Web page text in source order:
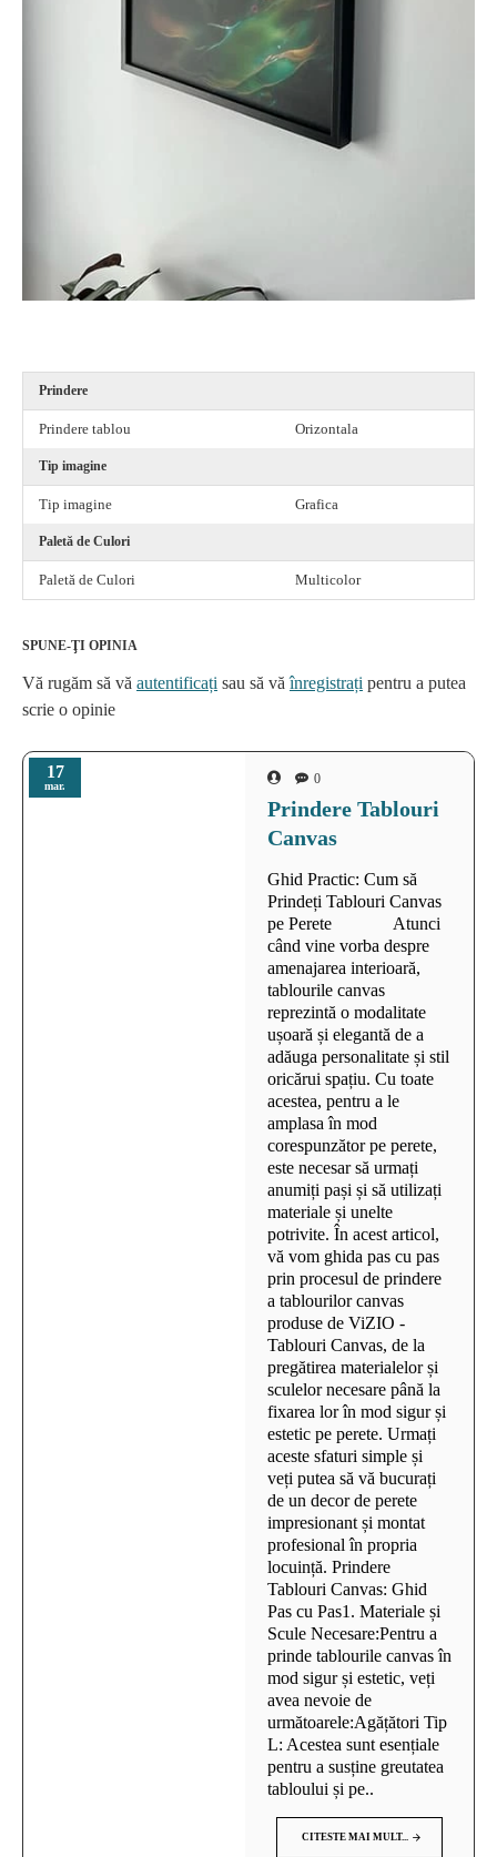
17
mar. 0
Prindere Tablouri
Canvas
Ghid Practic: Cum să
Prindeți Tablouri Canvas
pe Perete Atunci
când vine vorba despre
amenajarea interioară,
tablourile canvas
reprezintă o modalitate
ușoară și elegantă de a
adăuga personalitate și stil
oricărui spațiu. Cu toate
acestea, pentru a le
amplasa în mod
corespunzător pe perete,
este necesar să urmați
anumiți pași și să utilizați
materiale și unelte
potrivite. În acest articol,
vă vom ghida pas cu pas
prin procesul de prindere
a tablourilor canvas
produse de ViZIO -
Tablouri Canvas, de la
pregătirea materialelor și
sculelor necesare până la
fixarea lor în mod sigur și
estetic pe perete. Urmați
aceste sfaturi simple și
veți putea să vă bucurați
de un decor de perete
impresionant și montat
profesional în propria
locuință. Prindere
Tablouri Canvas: Ghid
Pas cu Pas1. Materiale și
Scule Necesare:Pentru a
prinde tablourile canvas în
mod sigur și estetic, veți
avea nevoie de
următoarele:Agățători Tip
L: Acestea sunt esențiale
pentru a susține greutatea
tabloului și pe..
CITESTE MAI MULT...
Prindere
Prindere tablou Orizontala
Tip imagine
Tip imagine Grafica
Paletă de Culori
Paletă de Culori Multicolor
SPUNE-ŢI OPINIA
Vă rugăm să vă autentificați sau să văînregistrați pentru a putea
scrie o opinie